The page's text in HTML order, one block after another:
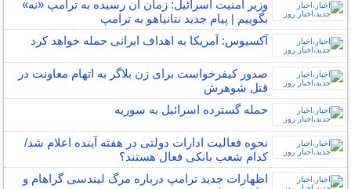
وزیر امنیت اسرائیل: زمان آن رسیده به ترامپ «نه»
بگوییم | پیام جدید نتانیاهو به ترامپ
آکسیوس: آمریکا به اهداف ایرانی حمله خواهد کرد
صدور کیفرخواست برای زن بلاگر به اتهام معاونت در
قتل شوهرش
حمله گسترده اسرائیل به سوریه
نحوه فعالیت ادارات دولتی در هفته آینده اعلام شد/
کدام شعب بانکی فعال هستند؟
اظهارات جدید ترامپ درباره مرگ لیندسی گراهام و